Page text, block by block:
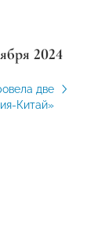
2024
две
Китай»